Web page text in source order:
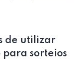
de utilizar
sorteios